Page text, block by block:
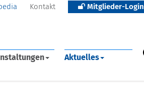
Kontakt Mitglieder-Login
Aktuelles